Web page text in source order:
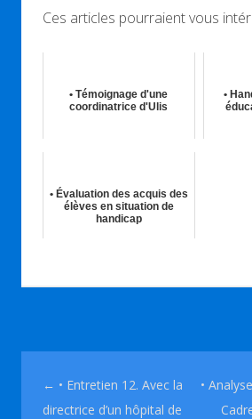
Ces articles pourraient vous
• Témoignage d'une
coordinatrice d'Ulis
•
• Évaluation des acquis des
élèves en situation de
handicap
Navigation des articles
← • Entretien 12. Avec la
directrice d’un hôpital de
•